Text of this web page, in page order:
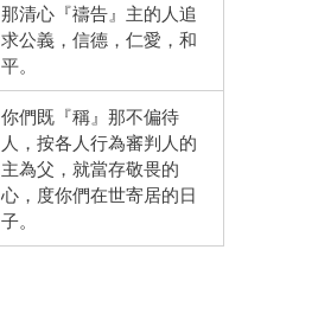
那清心『禱告』主的人追
求公義，信德，仁愛，和
平。
你們既『稱』那不偏待
人，按各人行為審判人的
主為父，就當存敬畏的
心，度你們在世寄居的日
子。